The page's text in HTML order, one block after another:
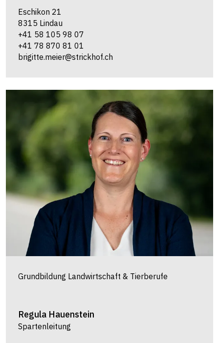
Eschikon 21
8315 Lindau
+41 58 105 98 07
+41 78 870 81 01
brigitte.meier@strickhof.ch
Grundbildung Landwirtschaft & Tierberufe
Regula Hauenstein
Spartenleitung